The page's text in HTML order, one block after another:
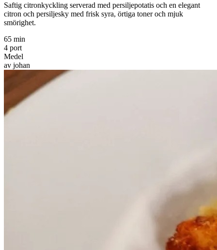
Saftig citronkyckling serverad med persiljepotatis och en elegant
citron och persiljesky med frisk syra, örtiga toner och mjuk
smörighet.
65 min
4 port
Medel
av johan